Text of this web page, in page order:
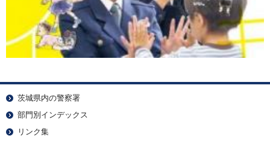
茨城県内の警察署
部門別インデックス
リンク集